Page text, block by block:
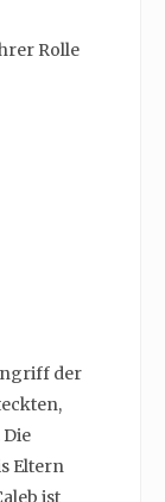
Rolle
der
Eltern
ist